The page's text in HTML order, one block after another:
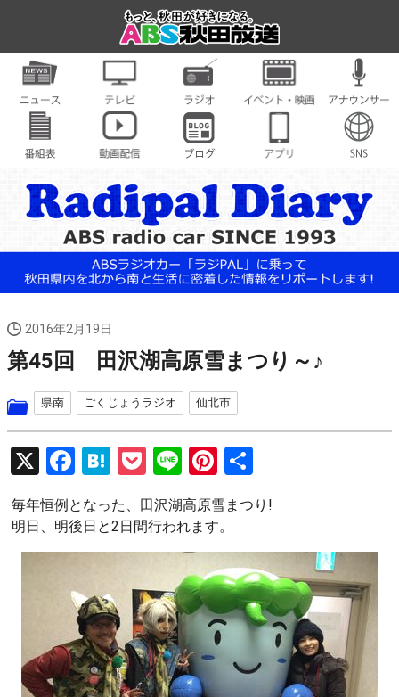
2016年2月19日
第45回 田沢湖高原雪まつり～♪
県南 ごくじょうラジオ 仙北市
X
F
a
ce
b
o
o
k
H
at
e
n
P
o
ck
et
Li
n
e
Pi
nt
er
es
t
有
毎年恒例となった、田沢湖高原雪まつり!
明日、明後日と2日間行われます。